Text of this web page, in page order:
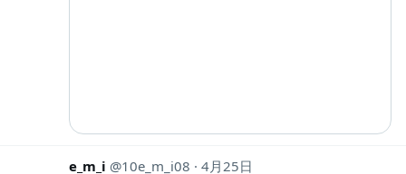
e_m_i 10e_m_i08
4月25日